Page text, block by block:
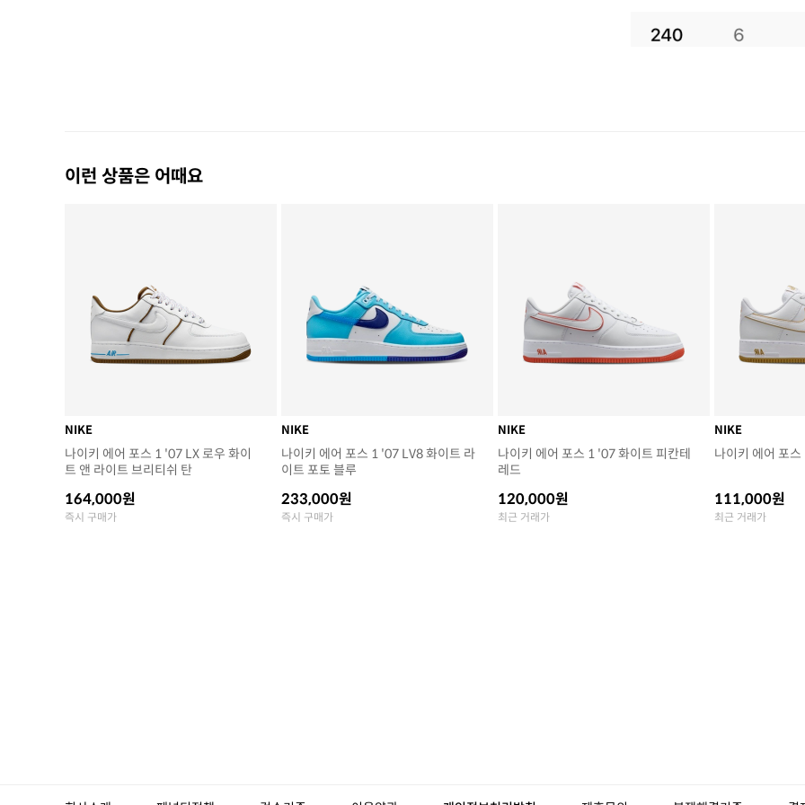
이런 상품은 어때요
NIKE
나이키 에어 포스 1 '07 LX 로우 화이
트 앤 라이트 브리티쉬 탄
164,000원
즉시 구매가
NIKE
나이키 에어 포스 1 '07 LV8 화이트 라
이트 포토 블루
233,000원
즉시 구매가
NIKE
나이키 에어 포스 1 '07 화이트 피칸테
레드
120,000원
최근 거래가
NIKE
나이키 에어 포
111,000원
최근 거래가